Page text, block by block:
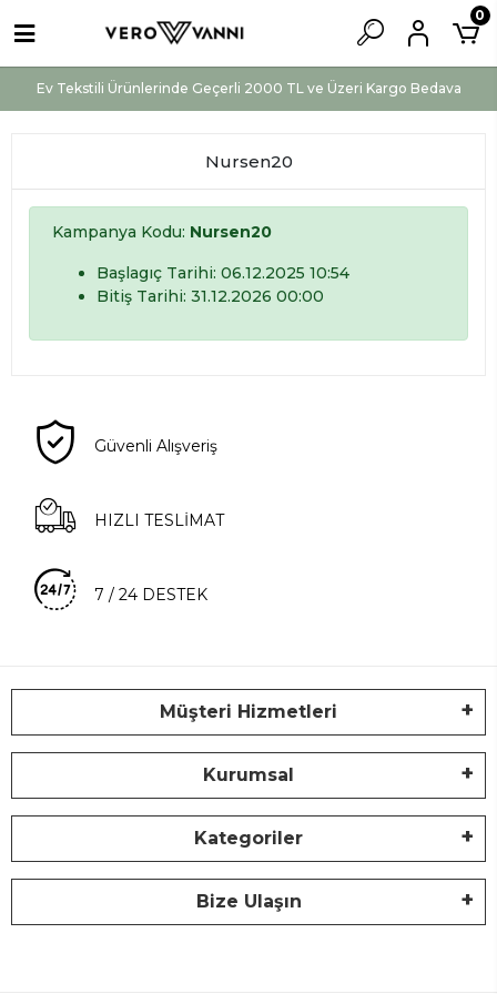
Ev Tekstili Ürünlerinde Geçerli 2000 TL ve Üzeri Kargo Bedava
0
Nursen20
Kampanya Kodu: Nursen20
Başlagıç Tarihi: 06.12.2025 10:54
Bitiş Tarihi: 31.12.2026 00:00
Güvenli Alışveriş
HIZLI TESLİMAT
7 / 24 DESTEK
Müşteri Hizmetleri
Kurumsal
Kategoriler
Bize Ulaşın